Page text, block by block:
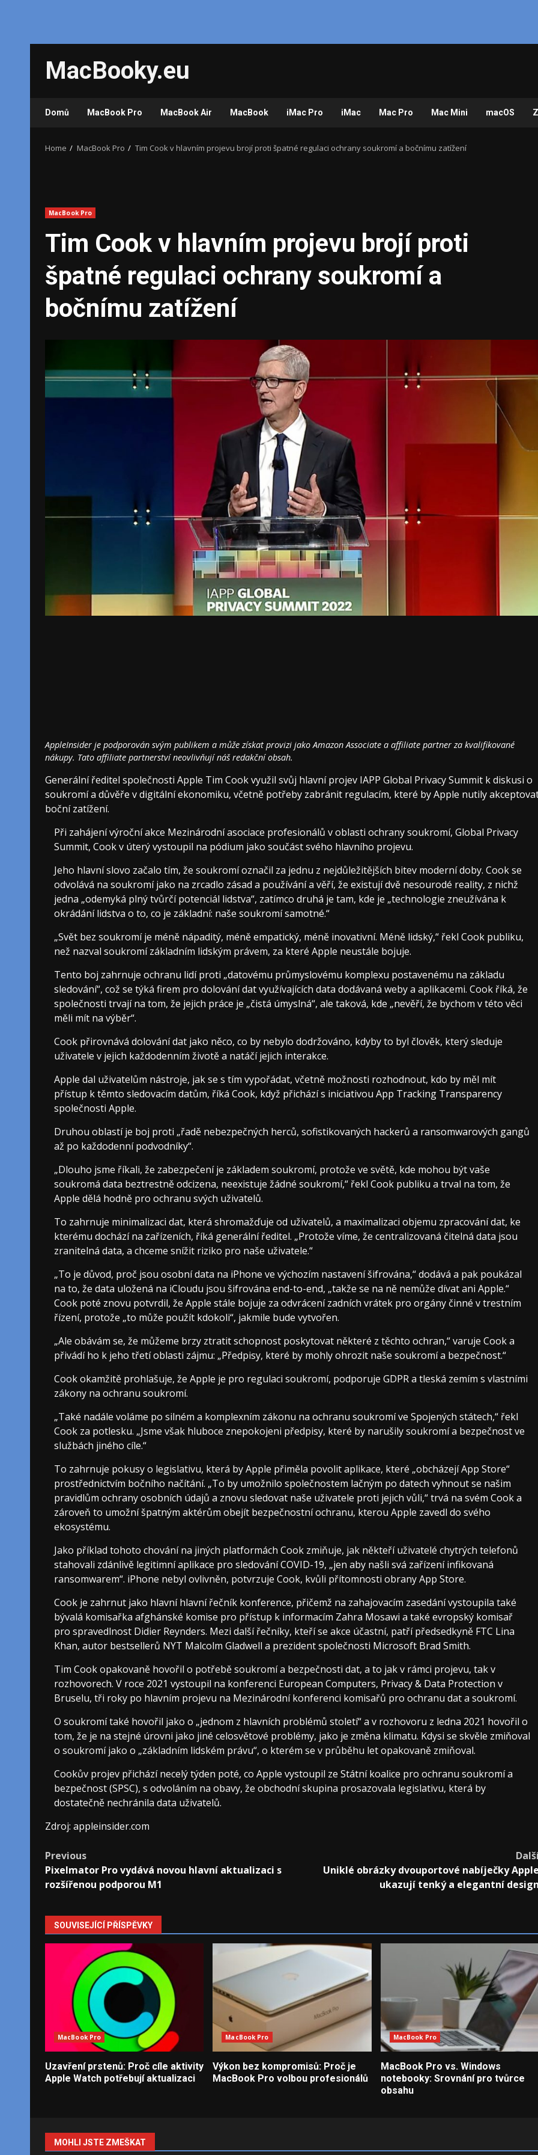
content
MacBooky.eu
Domů MacBook Pro MacBook Air MacBook iMac Pro iMac Mac Pro Mac Mini macOS
Home MacBook Pro Tim Cook v hlavním projevu brojí proti špatné regulaci ochrany soukromí a bočnímu zatížení
MacBook Pro
Tim Cook v hlavním projevu brojí proti
špatné regulaci ochrany soukromí a
bočnímu zatížení
AppleInsider je podporován svým publikem a může získat provizi jako Amazon Associate a affiliate partner za kvalifikované
nákupy. Tato affiliate partnerství neovlivňují náš redakční obsah.
Generální ředitel společnosti Apple Tim Cook využil svůj hlavní projev IAPP Global Privacy Summit k diskusi o
soukromí a důvěře v digitální ekonomiku, včetně potřeby zabránit regulacím, které by Apple nutily
boční zatížení.
Při zahájení výroční akce Mezinárodní asociace profesionálů v oblasti ochrany soukromí, Global Privacy
Summit, Cook v úterý vystoupil na pódium jako součást svého hlavního projevu.
Jeho hlavní slovo začalo tím, že soukromí označil za jednu z nejdůležitějších bitev moderní doby. Cook se
odvolává na soukromí jako na zrcadlo zásad a používání a věří, že existují dvě nesourodé reality, z nichž
jedna „odemyká plný tvůrčí potenciál lidstva“, zatímco druhá je tam, kde je „technologie zneužívána k
okrádání lidstva o to, co je základní: naše soukromí samotné.“
„Svět bez soukromí je méně nápaditý, méně empatický, méně inovativní. Méně lidský,“ řekl Cook publiku,
než nazval soukromí základním lidským právem, za které Apple neustále bojuje.
Tento boj zahrnuje ochranu lidí proti „datovému průmyslovému komplexu postavenému na základu
sledování“, což se týká firem pro dolování dat využívajících data dodávaná weby a aplikacemi. Cook říká, že
společnosti trvají na tom, že jejich práce je „čistá úmyslná“, ale taková, kde „nevěří, že bychom v této věci
měli mít na výběr“.
Cook přirovnává dolování dat jako něco, co by nebylo dodržováno, kdyby to byl člověk, který sleduje
uživatele v jejich každodenním životě a natáčí jejich interakce.
Apple dal uživatelům nástroje, jak se s tím vypořádat, včetně možnosti rozhodnout, kdo by měl mít
přístup k těmto sledovacím datům, říká Cook, když přichází s iniciativou App Tracking Transparency
společnosti Apple.
Druhou oblastí je boj proti „řadě nebezpečných herců, sofistikovaných hackerů a ransomwarových gangů
až po každodenní podvodníky“.
„Dlouho jsme říkali, že zabezpečení je základem soukromí, protože ve světě, kde mohou být vaše
soukromá data beztrestně odcizena, neexistuje žádné soukromí,“ řekl Cook publiku a trval na tom, že
Apple dělá hodně pro ochranu svých uživatelů.
To zahrnuje minimalizaci dat, která shromažďuje od uživatelů, a maximalizaci objemu zpracování dat, ke
kterému dochází na zařízeních, říká generální ředitel. „Protože víme, že centralizovaná čitelná data jsou
zranitelná data, a chceme snížit riziko pro naše uživatele.“
„To je důvod, proč jsou osobní data na iPhone ve výchozím nastavení šifrována,“ dodává a pak poukázal
na to, že data uložená na iCloudu jsou šifrována end-to-end, „takže se na ně nemůže dívat ani Apple.“
Cook poté znovu potvrdil, že Apple stále bojuje za odvrácení zadních vrátek pro orgány činné v trestním
řízení, protože „to může použít kdokoli“, jakmile bude vytvořen.
„Ale obávám se, že můžeme brzy ztratit schopnost poskytovat některé z těchto ochran,“ varuje Cook a
přivádí ho k jeho třetí oblasti zájmu: „Předpisy, které by mohly ohrozit naše soukromí a bezpečnost.“
Cook okamžitě prohlašuje, že Apple je pro regulaci soukromí, podporuje GDPR a tleská zemím s vlastními
zákony na ochranu soukromí.
„Také nadále voláme po silném a komplexním zákonu na ochranu soukromí ve Spojených státech,“ řekl
Cook za potlesku. „Jsme však hluboce znepokojeni předpisy, které by narušily soukromí a bezpečnost ve
službách jiného cíle.“
To zahrnuje pokusy o legislativu, která by Apple přiměla povolit aplikace, které „obcházejí App Store“
prostřednictvím bočního načítání. „To by umožnilo společnostem lačným po datech vyhnout se našim
pravidlům ochrany osobních údajů a znovu sledovat naše uživatele proti jejich vůli,“ trvá na svém Cook a
zároveň to umožní špatným aktérům obejít bezpečnostní ochranu, kterou Apple zavedl do svého
ekosystému.
Jako příklad tohoto chování na jiných platformách Cook zmiňuje, jak někteří uživatelé chytrých telefonů
stahovali zdánlivě legitimní aplikace pro sledování COVID-19, „jen aby našli svá zařízení infikovaná
ransomwarem“. iPhone nebyl ovlivněn, potvrzuje Cook, kvůli přítomnosti obrany App Store.
Cook je zahrnut jako hlavní hlavní řečník konference, přičemž na zahajovacím zasedání vystoupila také
bývalá komisařka afghánské komise pro přístup k informacím Zahra Mosawi a také evropský komisař
pro spravedlnost Didier Reynders. Mezi další řečníky, kteří se akce účastní, patří předsedkyně FTC Lina
Khan, autor bestsellerů NYT Malcolm Gladwell a prezident společnosti Microsoft Brad Smith.
Tim Cook opakovaně hovořil o potřebě soukromí a bezpečnosti dat, a to jak v rámci projevu, tak v
rozhovorech. V roce 2021 vystoupil na konferenci European Computers, Privacy & Data Protection v
Bruselu, tři roky po hlavním projevu na Mezinárodní konferenci komisařů pro ochranu dat a soukromí.
O soukromí také hovořil jako o „jednom z hlavních problémů století“ a v rozhovoru z ledna 2021 hovořil o
tom, že je na stejné úrovni jako jiné celosvětové problémy, jako je změna klimatu. Kdysi se skvěle zmiňoval
o soukromí jako o „základním lidském právu“, o kterém se v průběhu let opakovaně zmiňoval.
Cookův projev přichází necelý týden poté, co Apple vystoupil ze Státní koalice pro ochranu soukromí a
bezpečnost (SPSC), s odvoláním na obavy, že obchodní skupina prosazovala legislativu, která by
dostatečně nechránila data uživatelů.
Zdroj: appleinsider.com
Post
navigation
Previous
Pixelmator Pro vydává novou hlavní aktualizaci s
rozšířenou podporou M1
Uniklé obrázky dvouportové nabíječky
ukazují tenký a elegantní
SOUVISEJÍCÍ PŘÍSPĚVKY
MacBook Pro
Uzavření prstenů: Proč cíle aktivity
Apple Watch potřebují aktualizaci
MacBook Pro
Výkon bez kompromisů: Proč je
MacBook Pro volbou profesionálů
MacBook Pro
MacBook Pro vs. Windows
notebooky: Srovnání pro tvůrce
obsahu
MOHLI JSTE ZMEŠKAT